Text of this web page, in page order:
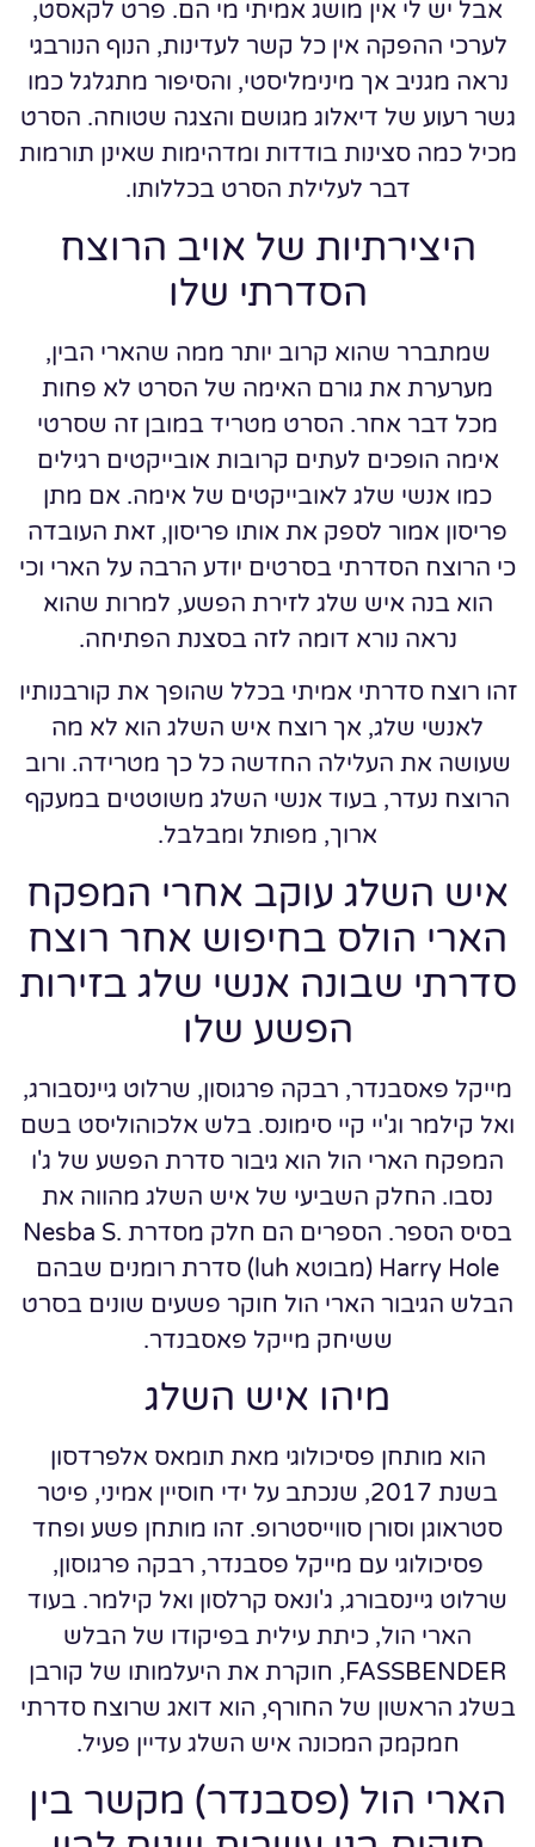
אבל יש לי אין מושג אמיתי מי הם. פרט לקאסט,
לערכי ההפקה אין כל קשר לעדינות, הנוף הנורבגי
נראה מגניב אך מינימליסטי, והסיפור מתגלגל כמו
גשר רעוע של דיאלוג מגושם והצגה שטוחה. הסרט
מכיל כמה סצינות בודדות ומדהימות שאינן תורמות
דבר לעלילת הסרט בכללותו.
היצירתיות של אויב הרוצח
הסדרתי שלו
שמתברר שהוא קרוב יותר ממה שהארי הבין,
מערערת את גורם האימה של הסרט לא פחות
מכל דבר אחר. הסרט מטריד במובן זה שסרטי
אימה הופכים לעתים קרובות אובייקטים רגילים
כמו אנשי שלג לאובייקטים של אימה. אם מתן
פריסון אמור לספק את אותו פריסון, זאת העובדה
כי הרוצח הסדרתי בסרטים יודע הרבה על הארי וכי
הוא בנה איש שלג לזירת הפשע, למרות שהוא
נראה נורא דומה לזה בסצנת הפתיחה.
זהו רוצח סדרתי אמיתי בכלל שהופך את קורבנותיו
לאנשי שלג, אך רוצח איש השלג הוא לא מה
שעושה את העלילה החדשה כל כך מטרידה. ורוב
הרוצח נעדר, בעוד אנשי השלג משוטטים במעקף
ארוך, מפותל ומבלבל.
איש השלג עוקב אחרי המפקח
הארי הולס בחיפוש אחר רוצח
סדרתי שבונה אנשי שלג בזירות
הפשע שלו
מייקל פאסבנדר, רבקה פרגוסון, שרלוט גיינסבורג,
ואל קילמר וג'יי קיי סימונס. בלש אלכוהוליסט בשם
המפקח הארי הול הוא גיבור סדרת הפשע של ג'ו
נסבו. החלק השביעי של איש השלג מהווה את
בסיס הספר. הספרים הם חלק מסדרת Nesba S.
Harry Hole (מבוטא luh) סדרת רומנים שבהם
הבלש הגיבור הארי הול חוקר פשעים שונים בסרט
ששיחק מייקל פאסבנדר.
מיהו איש השלג
הוא מותחן פסיכולוגי מאת תומאס אלפרדסון
בשנת 2017, שנכתב על ידי חוסיין אמיני, פיטר
סטראוגן וסורן סווייסטרופ. זהו מותחן פשע ופחד
פסיכולוגי עם מייקל פסבנדר, רבקה פרגוסון,
שרלוט גיינסבורג, ג'ונאס קרלסון ואל קילמר. בעוד
הארי הול, כיתת עילית בפיקודו של הבלש
FASSBENDER, חוקרת את היעלמותו של קורבן
בשלג הראשון של החורף, הוא דואג שרוצח סדרתי
חמקמק המכונה איש השלג עדיין פעיל.
הארי הול (פסבנדר) מקשר בין